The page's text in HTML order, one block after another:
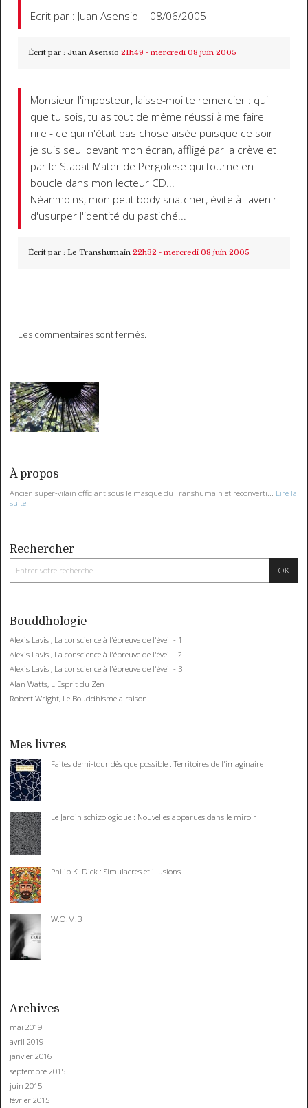
Ecrit par : Juan Asensio | 08/06/2005
Écrit par : Juan Asensio 21h49 - mercredi 08 juin 2005
Monsieur l'imposteur, laisse-moi te remercier : qui
que tu sois, tu as tout de même réussi à me faire
rire - ce qui n'était pas chose aisée puisque ce soir
je suis seul devant mon écran, affligé par la crève et
par le Stabat Mater de Pergolese qui tourne en
boucle dans mon lecteur CD...
Néanmoins, mon petit body snatcher, évite à l'avenir
d'usurper l'identité du pastiché...
Écrit par : Le Transhumain 22h32 - mercredi 08 juin 2005
Les commentaires sont fermés.
À propos
Ancien super-vilain officiant sous le masque du Transhumain et reconverti...
Lire la
suite
Rechercher
Bouddhologie
Alexis Lavis , La conscience à l'épreuve de l'éveil - 1
Alexis Lavis , La conscience à l'épreuve de l'éveil - 2
Alexis Lavis , La conscience à l'épreuve de l'éveil - 3
Alan Watts, L'Esprit du Zen
Robert Wright, Le Bouddhisme a raison
Mes livres
Faites demi-tour dès que possible : Territoires de l'imaginaire
Le Jardin schizologique : Nouvelles apparues dans le miroir
Philip K. Dick : Simulacres et illusions
W.O.M.B
Archives
mai 2019
avril 2019
janvier 2016
septembre 2015
juin 2015
février 2015